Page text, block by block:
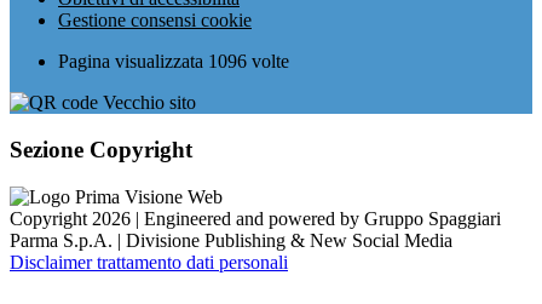
Gestione consensi cookie
Pagina visualizzata 1096 volte
Sezione Copyright
Copyright 2026 | Engineered and powered by Gruppo Spaggiari
Parma S.p.A. | Divisione Publishing & New Social Media
Disclaimer trattamento dati personali